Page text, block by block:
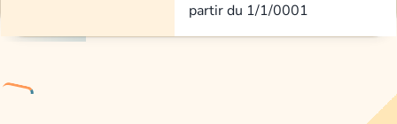
partir du 1/1/0001